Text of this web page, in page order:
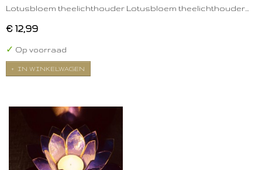
Lotusbloem theelichthouder Lotusbloem theelichthouder…
€ 12,99
✓ Op voorraad
IN WINKELWAGEN